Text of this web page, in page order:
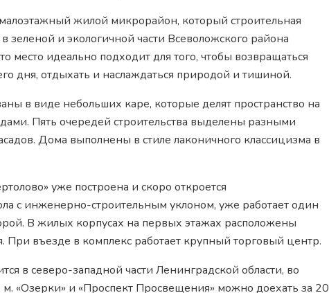
жилой микрорайон, который строительная
зеленой и экологичной части Всеволожского района
место идеально подходит для того, чтобы возвращаться
дня, отдыхать и наслаждаться природой и тишиной.
в виде небольших каре, которые делят пространство на
Пять очередей строительства выделены разными
Дома выполнены в стиле лаконичного классицизма в
уже построена и скоро откроется
с инженерно-строительным уклоном, уже работает один
В жилых корпусах на первых этажах расположены
въезде в комплекс работает крупный торговый центр.
в северо-западной части Ленинградской области, во
«Озерки» и «Проспект Просвещения» можно доехать за 20